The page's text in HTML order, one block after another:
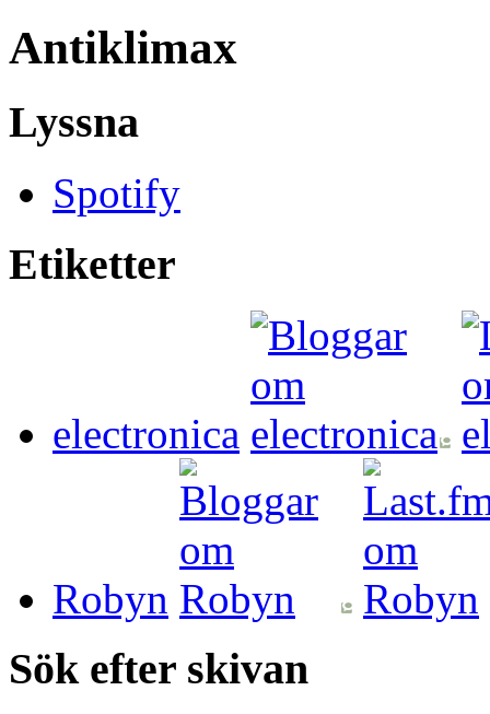
Antiklimax
Lyssna
Spotify
Etiketter
electronica
Robyn
Sök efter skivan